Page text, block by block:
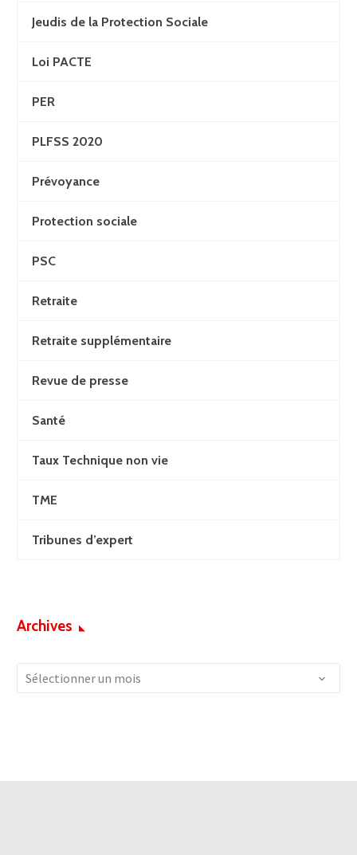
Jeudis de la Protection Sociale
Loi PACTE
PER
PLFSS 2020
Prévoyance
Protection sociale
PSC
Retraite
Retraite supplémentaire
Revue de presse
Santé
Taux Technique non vie
TME
Tribunes d’expert
Archives
Archives
Sélectionner un mois